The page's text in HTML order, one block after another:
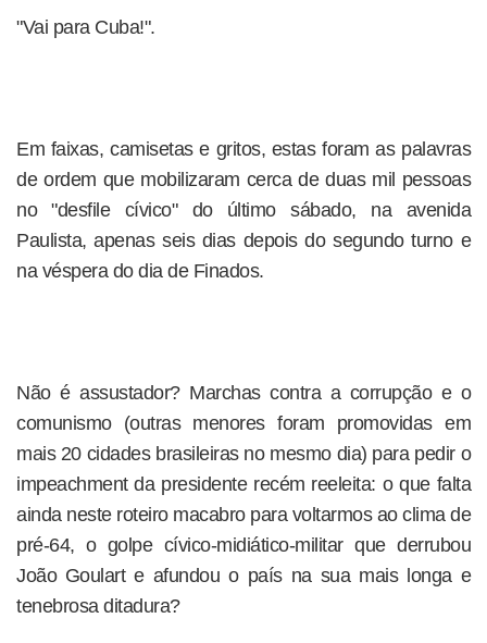
"Vai para Cuba!".
Em faixas, camisetas e gritos, estas foram as palavras
de ordem que mobilizaram cerca de duas mil pessoas
no "desfile cívico" do último sábado, na avenida
Paulista, apenas seis dias depois do segundo turno e
na véspera do dia de Finados.
Não é assustador? Marchas contra a corrupção e o
comunismo (outras menores foram promovidas em
mais 20 cidades brasileiras no mesmo dia) para pedir o
impeachment da presidente recém reeleita: o que falta
ainda neste roteiro macabro para voltarmos ao clima de
pré-64, o golpe cívico-midiático-militar que derrubou
João Goulart e afundou o país na sua mais longa e
tenebrosa ditadura?